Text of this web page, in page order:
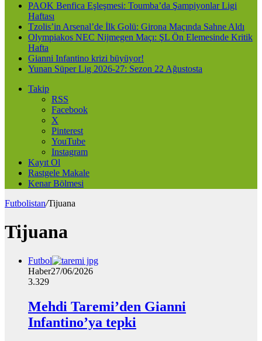
PAOK Benfica Eşleşmesi: Toumba’da Şampiyonlar Ligi
Haftası
Tzolis’in Arsenal’de İlk Golü: Girona Maçında Sahne Aldı
Olympiakos NEC Nijmegen Maçı: ŞL Ön Elemesinde Kritik
Hafta
Gianni Infantino krizi büyüyor!
Yunan Süper Lig 2026-27: Sezon 22 Ağustosta
Takip
RSS
Facebook
X
Pinterest
YouTube
Instagram
Kayıt Ol
Rastgele Makale
Kenar Bölmesi
Futbolistan/Tijuana
Tijuana
Futbol
Haber27/06/2026
3.329
Mehdi Taremi’den Gianni
Infantino’ya tepki